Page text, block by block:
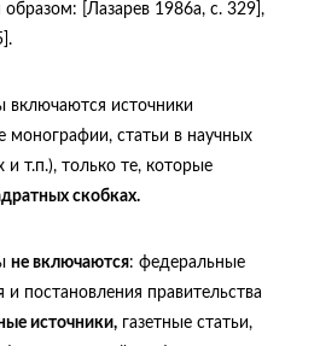
[Лазарев 1986a, с. 329],
включаются источники
монографии, статьи в научных
т.п.), только те, которые
скобках.
не включаются: федеральные
постановления правительства
источники, газетные статьи,